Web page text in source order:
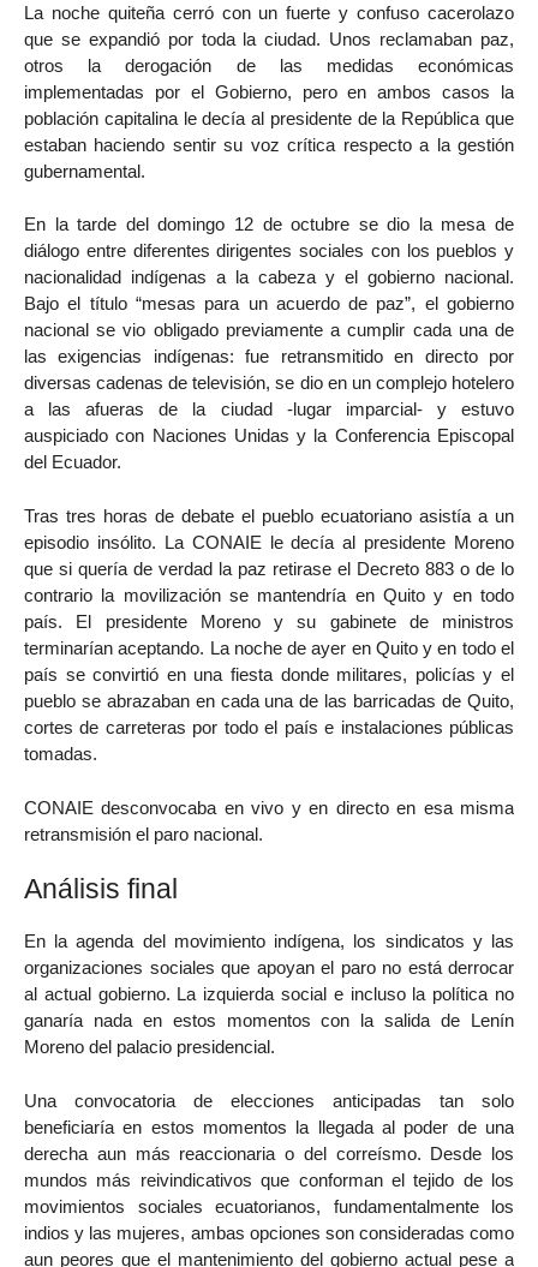
La noche quiteña cerró con un fuerte y confuso cacerolazo
que se expandió por toda la ciudad. Unos reclamaban paz,
otros la derogación de las medidas económicas
implementadas por el Gobierno, pero en ambos casos la
población capitalina le decía al presidente de la República que
estaban haciendo sentir su voz crítica respecto a la gestión
gubernamental.
En la tarde del domingo 12 de octubre se dio la mesa de
diálogo entre diferentes dirigentes sociales con los pueblos y
nacionalidad indígenas a la cabeza y el gobierno nacional.
Bajo el título “mesas para un acuerdo de paz”, el gobierno
nacional se vio obligado previamente a cumplir cada una de
las exigencias indígenas: fue retransmitido en directo por
diversas cadenas de televisión, se dio en un complejo hotelero
a las afueras de la ciudad -lugar imparcial- y estuvo
auspiciado con Naciones Unidas y la Conferencia Episcopal
del Ecuador.
Tras tres horas de debate el pueblo ecuatoriano asistía a un
episodio insólito. La CONAIE le decía al presidente Moreno
que si quería de verdad la paz retirase el Decreto 883 o de lo
contrario la movilización se mantendría en Quito y en todo
país. El presidente Moreno y su gabinete de ministros
terminarían aceptando. La noche de ayer en Quito y en todo el
país se convirtió en una fiesta donde militares, policías y el
pueblo se abrazaban en cada una de las barricadas de Quito,
cortes de carreteras por todo el país e instalaciones públicas
tomadas.
CONAIE desconvocaba en vivo y en directo en esa misma
retransmisión el paro nacional.
Análisis final
En la agenda del movimiento indígena, los sindicatos y las
organizaciones sociales que apoyan el paro no está derrocar
al actual gobierno. La izquierda social e incluso la política no
ganaría nada en estos momentos con la salida de Lenín
Moreno del palacio presidencial.
Una convocatoria de elecciones anticipadas tan solo
beneficiaría en estos momentos la llegada al poder de una
derecha aun más reaccionaria o del correísmo. Desde los
mundos más reivindicativos que conforman el tejido de los
movimientos sociales ecuatorianos, fundamentalmente los
indios y las mujeres, ambas opciones son consideradas como
aun peores que el mantenimiento del gobierno actual pese a